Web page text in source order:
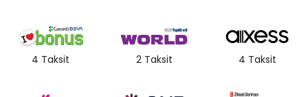
4 Taksit 2 Taksit 4 Taksit